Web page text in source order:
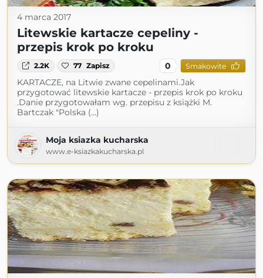
4 marca 2017
Litewskie kartacze cepeliny -
przepis krok po kroku
2.2K 77 Zapisz 0 Smakowite
KARTACZE, na Litwie zwane cepelinami.Jak
przygotować litewskie kartacze - przepis krok po kroku
.Danie przygotowałam wg. przepisu z książki M.
Bartczak "Polska (...)
Moja ksiazka kucharska
www.e-ksiazkakucharska.pl